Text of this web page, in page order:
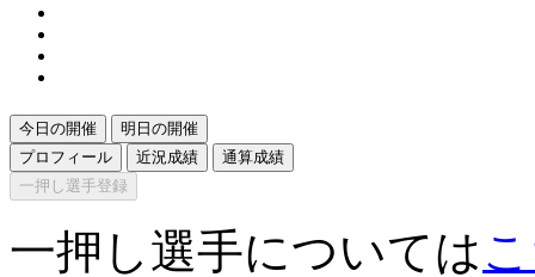
今日の開催
明日の開催
プロフィール
近況成績
通算成績
一押し選手登録
一押し選手については